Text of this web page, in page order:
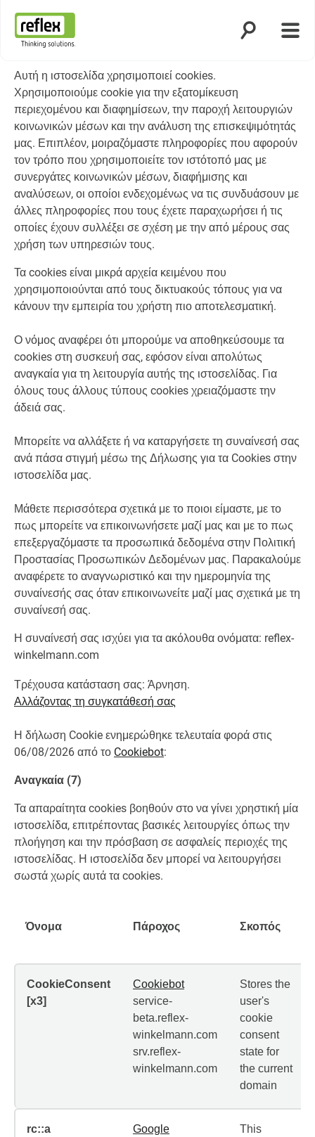
Αυτή η ιστοσελίδα χρησιμοποιεί cookies.
Χρησιμοποιούμε cookie για την εξατομίκευση
περιεχομένου και διαφημίσεων, την παροχή λειτουργιών
κοινωνικών μέσων και την ανάλυση της επισκεψιμότητάς
μας. Επιπλέον, μοιραζόμαστε πληροφορίες που αφορούν
τον τρόπο που χρησιμοποιείτε τον ιστότοπό μας με
συνεργάτες κοινωνικών μέσων, διαφήμισης και
αναλύσεων, οι οποίοι ενδεχομένως να τις συνδυάσουν με
άλλες πληροφορίες που τους έχετε παραχωρήσει ή τις
οποίες έχουν συλλέξει σε σχέση με την από μέρους σας
χρήση των υπηρεσιών τους.
Τα cookies είναι μικρά αρχεία κειμένου που
χρησιμοποιούνται από τους δικτυακούς τόπους για να
κάνουν την εμπειρία του χρήστη πιο αποτελεσματική.
Ο νόμος αναφέρει ότι μπορούμε να αποθηκεύσουμε τα
cookies στη συσκευή σας, εφόσον είναι απολύτως
αναγκαία για τη λειτουργία αυτής της ιστοσελίδας. Για
όλους τους άλλους τύπους cookies χρειαζόμαστε την
άδειά σας.
Μπορείτε να αλλάξετε ή να καταργήσετε τη συναίνεσή σας
ανά πάσα στιγμή μέσω της Δήλωσης για τα Cookies στην
ιστοσελίδα μας.
Μάθετε περισσότερα σχετικά με το ποιοι είμαστε, με το
πως μπορείτε να επικοινωνήσετε μαζί μας και με το πως
επεξεργαζόμαστε τα προσωπικά δεδομένα στην Πολιτική
Προστασίας Προσωπικών Δεδομένων μας. Παρακαλούμε
αναφέρετε το αναγνωριστικό και την ημερομηνία της
συναίνεσής σας όταν επικοινωνείτε μαζί μας σχετικά με τη
συναίνεσή σας.
Η συναίνεσή σας ισχύει για τα ακόλουθα ονόματα: reflex-
winkelmann.com
Τρέχουσα κατάσταση σας: Άρνηση.
Αλλάζοντας τη συγκατάθεσή σας
Η δήλωση Cookie ενημερώθηκε τελευταία φορά στις
06/08/2026 από το Cookiebot:
Αναγκαία (7)
Τα απαραίτητα cookies βοηθούν στο να γίνει χρηστική μία
ιστοσελίδα, επιτρέποντας βασικές λειτουργίες όπως την
πλοήγηση και την πρόσβαση σε ασφαλείς περιοχές της
ιστοσελίδας. Η ιστοσελίδα δεν μπορεί να λειτουργήσει
σωστά χωρίς αυτά τα cookies.
Όνομα Πάροχος Σκοπός
CookieConsent
[x3]
Cookiebot
service-
beta.reflex-
winkelmann.com
srv.reflex-
winkelmann.com
Stores the
user's
cookie
consent
state for
the current
domain
rc::a Google
This